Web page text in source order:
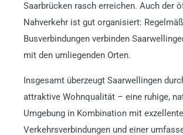
Saarbrücken rasch erreichen. Auch der
Nahverkehr ist gut organisiert:
Busverbindungen verbinden
mit den umliegenden Orten.
Insgesamt überzeugt Saarwellingen
attraktive Wohnqualität – eine ruhige,
Umgebung in Kombination mit
Verkehrsverbindungen und einer